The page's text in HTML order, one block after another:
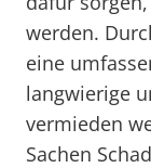
werden.
eine
langwierige
vermieden
Sachen